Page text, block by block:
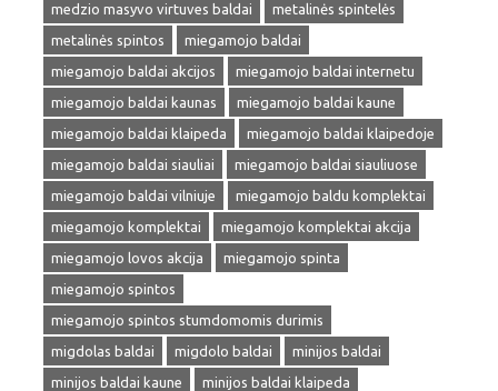
medzio masyvo virtuves baldai
metalinės spintelės
metalinės spintos
miegamojo baldai
miegamojo baldai akcijos
miegamojo baldai internetu
miegamojo baldai kaunas
miegamojo baldai kaune
miegamojo baldai klaipeda
miegamojo baldai klaipedoje
miegamojo baldai siauliai
miegamojo baldai siauliuose
miegamojo baldai vilniuje
miegamojo baldu komplektai
miegamojo komplektai
miegamojo komplektai akcija
miegamojo lovos akcija
miegamojo spinta
miegamojo spintos
miegamojo spintos stumdomomis durimis
migdolas baldai
migdolo baldai
minijos baldai
minijos baldai kaune
minijos baldai klaipeda